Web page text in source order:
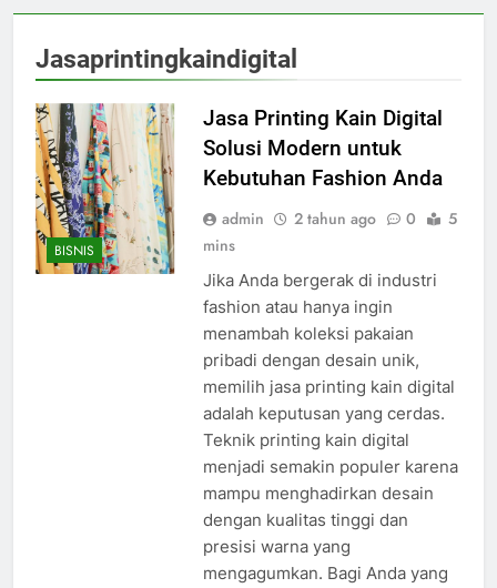
Jasaprintingkaindigital
BISNIS
Jasa Printing Kain Digital
Solusi Modern untuk
Kebutuhan Fashion Anda
admin 2 tahun ago 0
5
mins
Jika Anda bergerak di industri
fashion atau hanya ingin
menambah koleksi pakaian
pribadi dengan desain unik,
memilih jasa printing kain digital
adalah keputusan yang cerdas.
Teknik printing kain digital
menjadi semakin populer karena
mampu menghadirkan desain
dengan kualitas tinggi dan
presisi warna yang
mengagumkan. Bagi Anda yang